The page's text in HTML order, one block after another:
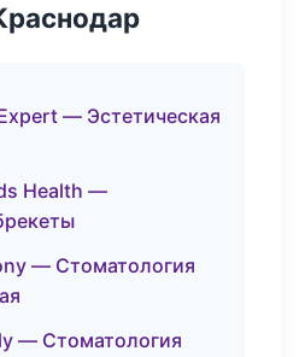
— Эстетическая
Health —
— Стоматология
— Стоматология